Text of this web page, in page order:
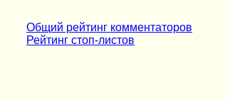
Общий рейтинг комментаторов
Рейтинг стоп-листов